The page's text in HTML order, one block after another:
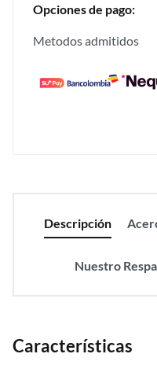
Opciones de pago:
Metodos admitidos
Descripción
Nuestro
Características